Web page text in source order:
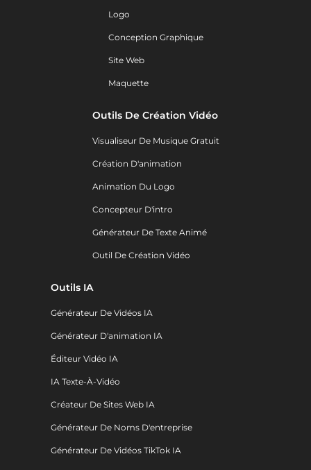
Logo
Conception Graphique
Site Web
Maquette
Outils De Création Vidéo
Visualiseur De Musique Gratuit
Création D'animation
Animation Du Logo
Concepteur D'intro
Générateur De Texte Animé
Outil De Création Vidéo
Outils IA
Générateur De Vidéos IA
Générateur D'animation IA
Éditeur Vidéo IA
IA Texte-À-Vidéo
Créateur De Sites Web IA
Générateur De Noms D'entreprise
Générateur De Vidéos TikTok IA